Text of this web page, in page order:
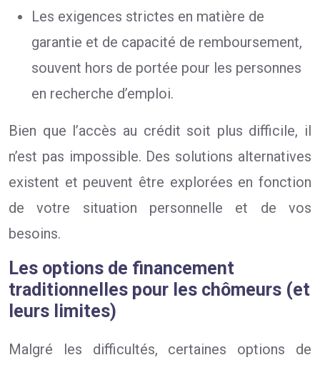
Les exigences strictes en matière de
garantie et de capacité de remboursement,
souvent hors de portée pour les personnes
en recherche d’emploi.
Bien que l’accès au crédit soit plus difficile, il
n’est pas impossible. Des solutions alternatives
existent et peuvent être explorées en fonction
de votre situation personnelle et de vos
besoins.
Les options de financement
traditionnelles pour les chômeurs (et
leurs limites)
Malgré les difficultés, certaines options de